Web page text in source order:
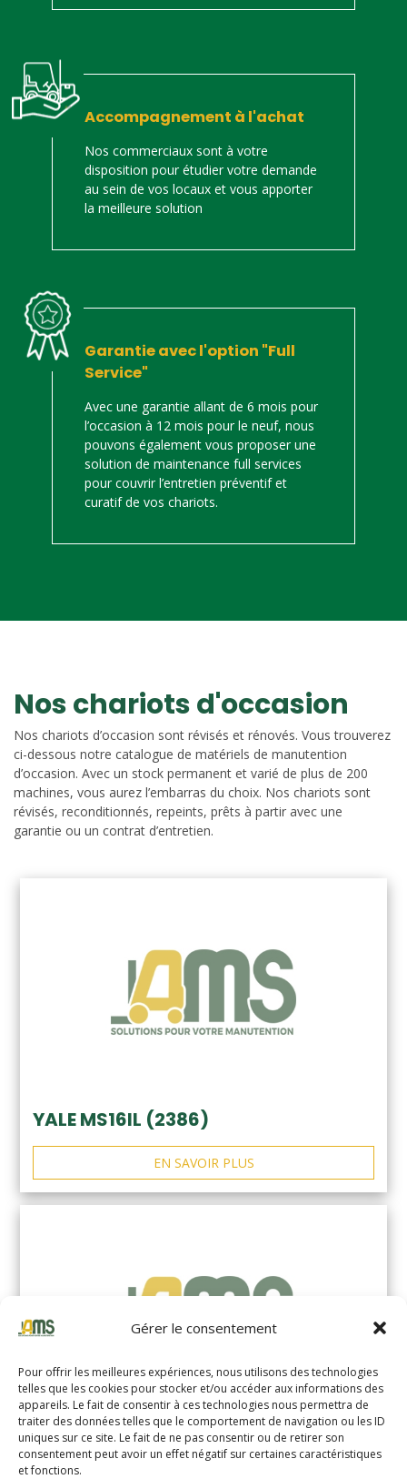
Gérer le consentement
Pour offrir les meilleures expériences, nous utilisons des technologies
telles que les cookies pour stocker et/ou accéder aux informations des
appareils. Le fait de consentir à ces technologies nous permettra de
traiter des données telles que le comportement de navigation ou les ID
uniques sur ce site. Le fait de ne pas consentir ou de retirer son
consentement peut avoir un effet négatif sur certaines caractéristiques
et fonctions.
Accompagnement à l'achat
Nos commerciaux sont à votre
disposition pour étudier votre demande
au sein de vos locaux et vous apporter
la meilleure solution
Garantie avec l'option "Full
Service"
Avec une garantie allant de 6 mois pour
l’occasion à 12 mois pour le neuf, nous
pouvons également vous proposer une
solution de maintenance full services
pour couvrir l’entretien préventif et
curatif de vos chariots.
Nos chariots d'occasion
Nos chariots d’occasion sont révisés et rénovés. Vous trouverez
ci-dessous notre catalogue de matériels de manutention
d’occasion. Avec un stock permanent et varié de plus de 200
machines, vous aurez l’embarras du choix. Nos chariots sont
révisés, reconditionnés, repeints, prêts à partir avec une
garantie ou un contrat d’entretien.
YALE MS16IL (2386)
EN SAVOIR PLUS
YALE MS14XIL (2510)